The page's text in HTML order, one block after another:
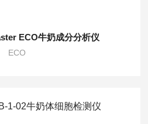
ECO牛奶成分分析仪
ECO